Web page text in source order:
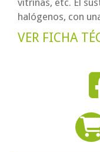
vitrinas, etc. El
halógenos, con
VER FICHA